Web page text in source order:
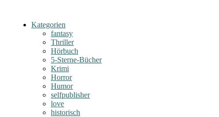
Kategorien
fantasy
Thriller
Hörbuch
5-Sterne-Bücher
Krimi
Horror
Humor
selfpublisher
love
historisch